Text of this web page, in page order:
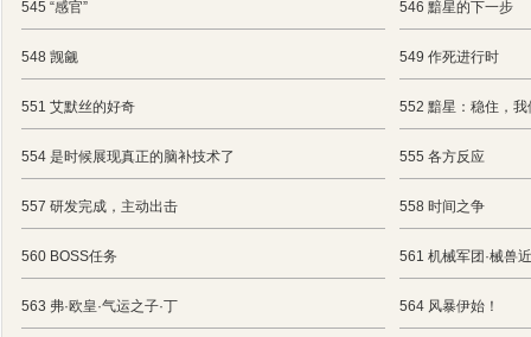
545 “感官” 546 黯星的下一步
548 觊觎 549 作死进行时
551 艾默丝的好奇 552 黯星：稳住，我
554 是时候展现真正的脑补技术了 555 各方反应
557 研发完成，主动出击 558 时间之争
560 BOSS任务 561 机械军团·械兽
563 弗·欧皇·气运之子·丁 564 风暴伊始！